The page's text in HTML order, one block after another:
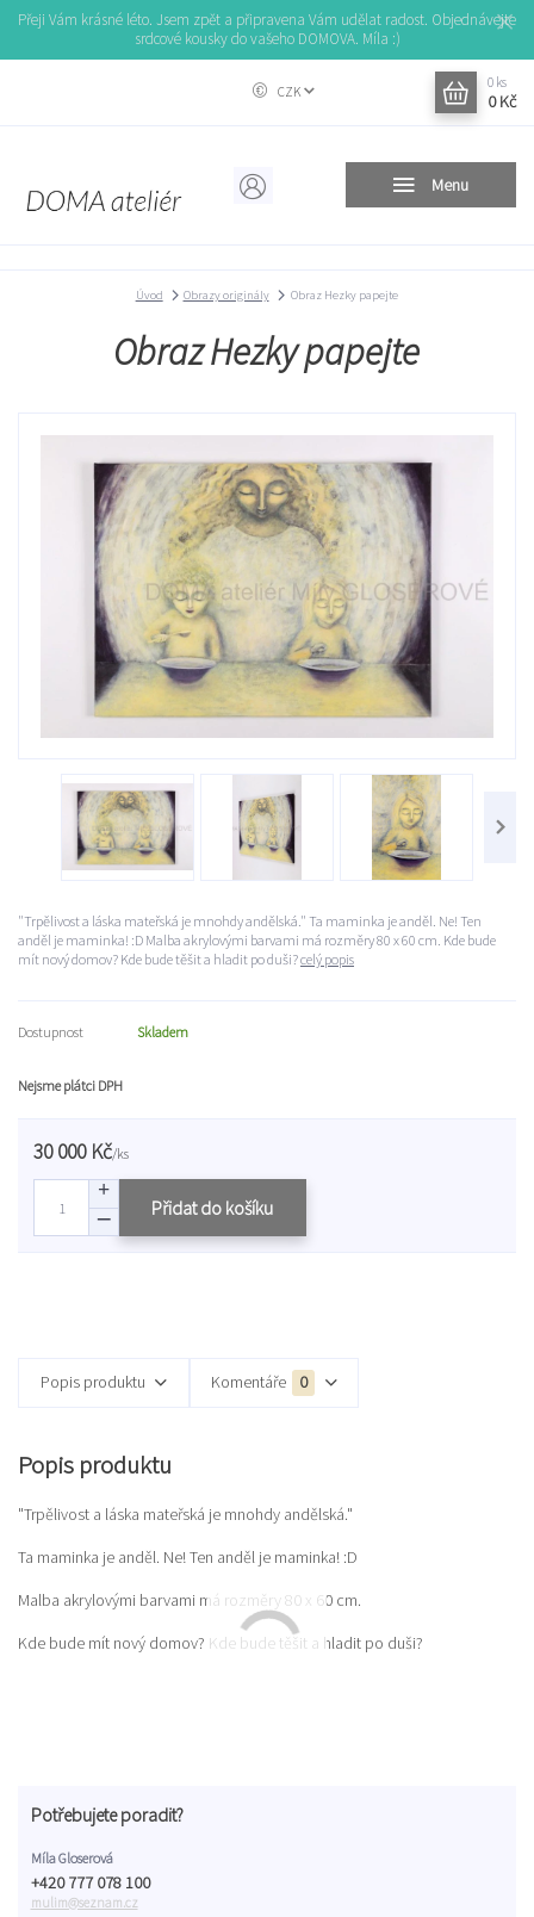
Přeji Vám krásné léto. Jsem zpět a připravena Vám udělat radost. Objednávejte
srdcové kousky do vašeho DOMOVA. Míla :)
Menu
CZK
0 ks
0 Kč
Úvod Obrazy originály Obraz Hezky papejte
Obraz Hezky papejte
"Trpělivost a láska mateřská je mnohdy andělská." Ta maminka je anděl. Ne! Ten
anděl je maminka! :D Malba akrylovými barvami má rozměry 80 x 60 cm. Kde bude
mít nový domov? Kde bude těšit a hladit po duši?celý popis
Dostupnost Skladem
Nejsme plátci DPH
30 000 Kč/ks
Přidat do košíku
Popis produktu Komentáře 0
Popis produktu
"Trpělivost a láska mateřská je mnohdy andělská."
Ta maminka je anděl. Ne! Ten anděl je maminka! :D
Malba akrylovými barvami má rozměry 80 x 60 cm.
Kde bude mít nový domov? Kde bude těšit a hladit po duši?
Potřebujete poradit?
Míla Gloserová
+420 777 078 100
mulim@seznam.cz